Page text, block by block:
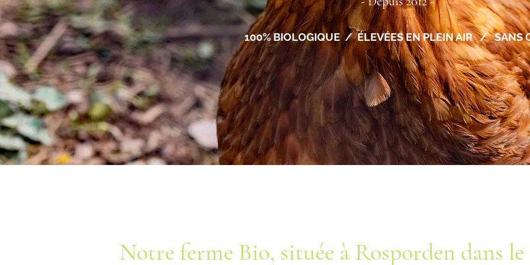
100% BIOLOGIQUE / ÉLEVÉES EN PLEIN AIR / SANS
Notre ferme Bio, située à Rosporden dans le